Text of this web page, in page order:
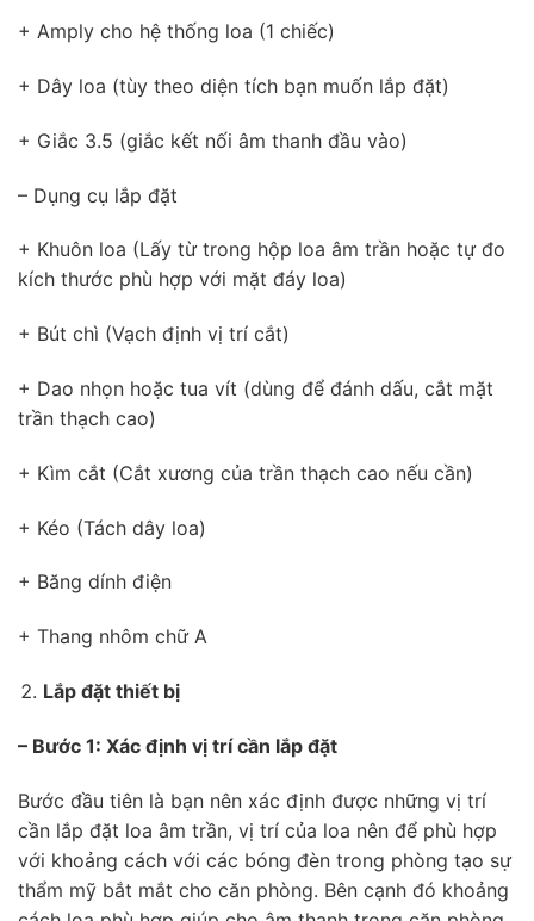
+ Amply cho hệ thống loa (1 chiếc)
+ Dây loa (tùy theo diện tích bạn muốn lắp đặt)
+ Giắc 3.5 (giắc kết nối âm thanh đầu vào)
– Dụng cụ lắp đặt
+ Khuôn loa (Lấy từ trong hộp loa âm trần hoặc tự đo
kích thước phù hợp với mặt đáy loa)
+ Bút chì (Vạch định vị trí cắt)
+ Dao nhọn hoặc tua vít (dùng để đánh dấu, cắt mặt
trần thạch cao)
+ Kìm cắt (Cắt xương của trần thạch cao nếu cần)
+ Kéo (Tách dây loa)
+ Băng dính điện
+ Thang nhôm chữ A
Lắp đặt thiết bị
– Bước 1: Xác định vị trí cần lắp đặt
Bước đầu tiên là bạn nên xác định được những vị trí
cần lắp đặt loa âm trần, vị trí của loa nên để phù hợp
với khoảng cách với các bóng đèn trong phòng tạo sự
thẩm mỹ bắt mắt cho căn phòng. Bên cạnh đó khoảng